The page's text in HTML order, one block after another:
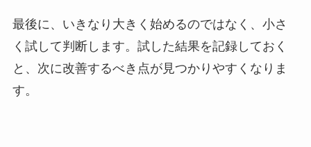
最後に、いきなり大きく始めるのではなく、小さ
く試して判断します。試した結果を記録しておく
と、次に改善するべき点が見つかりやすくなりま
す。